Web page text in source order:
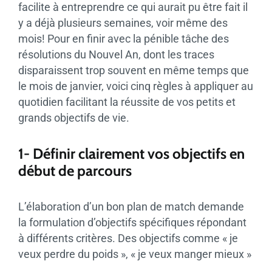
facilite à entreprendre ce qui aurait pu être fait il
y a déjà plusieurs semaines, voir même des
mois! Pour en finir avec la pénible tâche des
résolutions du Nouvel An, dont les traces
disparaissent trop souvent en même temps que
le mois de janvier, voici cinq règles à appliquer au
quotidien facilitant la réussite de vos petits et
grands objectifs de vie.
1- Définir clairement vos objectifs en
début de parcours
L’élaboration d’un bon plan de match demande
la formulation d’objectifs spécifiques répondant
à différents critères. Des objectifs comme « je
veux perdre du poids », « je veux manger mieux »